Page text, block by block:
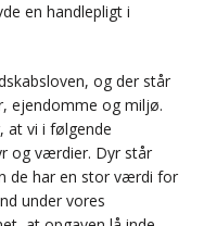
en handlepligt i
og der står
ejendomme og miljø.
vi i følgende
og værdier. Dyr står
de har en stor værdi for
under vores